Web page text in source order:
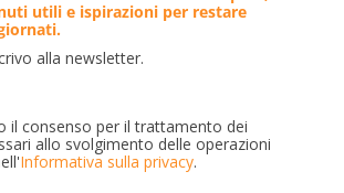
utili e ispirazioni per restare
alla newsletter.
il consenso per il trattamento dei
allo svolgimento delle operazioni
Informativa sulla privacy.